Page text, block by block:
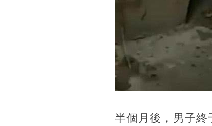
半個月後，男子終